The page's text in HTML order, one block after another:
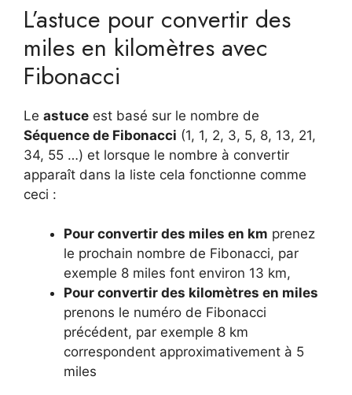
L’astuce pour convertir des
miles en kilomètres avec
Fibonacci
Le astuce est basé sur le nombre de
Séquence de Fibonacci (1, 1, 2, 3, 5, 8, 13, 21,
34, 55 …) et lorsque le nombre à convertir
apparaît dans la liste cela fonctionne comme
ceci :
Pour convertir des miles en km prenez
le prochain nombre de Fibonacci, par
exemple 8 miles font environ 13 km,
Pour convertir des kilomètres en miles
prenons le numéro de Fibonacci
précédent, par exemple 8 km
correspondent approximativement à 5
miles